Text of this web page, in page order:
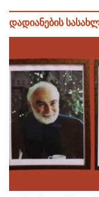
დადიანების